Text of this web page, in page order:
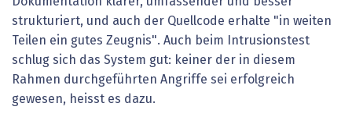
strukturiert, und auch der Quellcode erhalte "in weiten
Teilen ein gutes Zeugnis". Auch beim Intrusionstest
schlug sich das System gut: keiner der in diesem
Rahmen durchgeführten Angriffe sei erfolgreich
gewesen, heisst es dazu.